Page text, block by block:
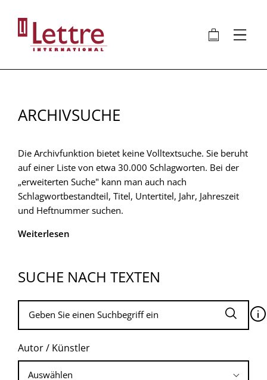
Inhalt
🛍 ⋮
ARCHIVSUCHE
Die Archivfunktion bietet keine Volltextsuche. Sie beruht
auf einer Liste von etwa 30.000 Schlagworten. Bei der
„erweiterten Suche" kann man auch nach
Schlagwortbestandteil, Titel, Untertitel, Jahr, Jahreszeit
und Heftnummer suchen.
Weiterlesen
SUCHE NACH TEXTEN
🛈
Autor / Künstler